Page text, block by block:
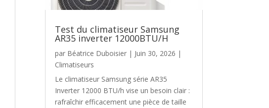
Test du climatiseur Samsung
AR35 inverter 12000BTU/H
par Béatrice Duboisier| Juin 30, 2026 |
Climatiseurs
Le climatiseur Samsung série AR35
Inverter 12000 BTU/h vise un besoin clair :
rafraîchir efficacement une pièce de taille